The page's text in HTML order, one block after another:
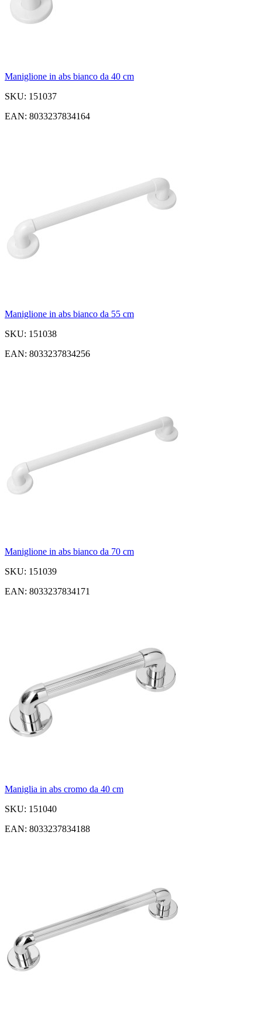
Maniglione in abs bianco da 40 cm
SKU: 151037
EAN: 8033237834164
Maniglione in abs bianco da 55 cm
SKU: 151038
EAN: 8033237834256
Maniglione in abs bianco da 70 cm
SKU: 151039
EAN: 8033237834171
Maniglia in abs cromo da 40 cm
SKU: 151040
EAN: 8033237834188